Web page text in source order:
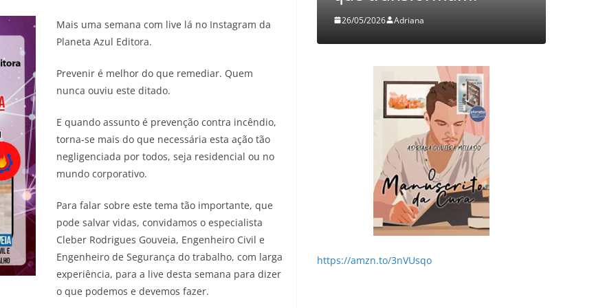
Mais uma semana com live lá no Instagram da
Planeta Azul Editora.
Prevenir é melhor do que remediar. Quem
nunca ouviu este ditado.
E quando assunto é prevenção contra incêndio,
torna-se mais do que necessária esta ação tão
negligenciada por todos, seja residencial ou no
mundo corporativo.
Para falar sobre este tema tão importante, que
pode salvar vidas, convidamos o especialista
Cleber Rodrigues Gouveia, Engenheiro Civil e
Engenheiro de Segurança do trabalho, com larga
experiência, para a live desta semana para dizer
o que podemos e devemos fazer.
28/05/2026 Adriana 26/05/2026 Adriana
https://amzn.to/3nVUsqo